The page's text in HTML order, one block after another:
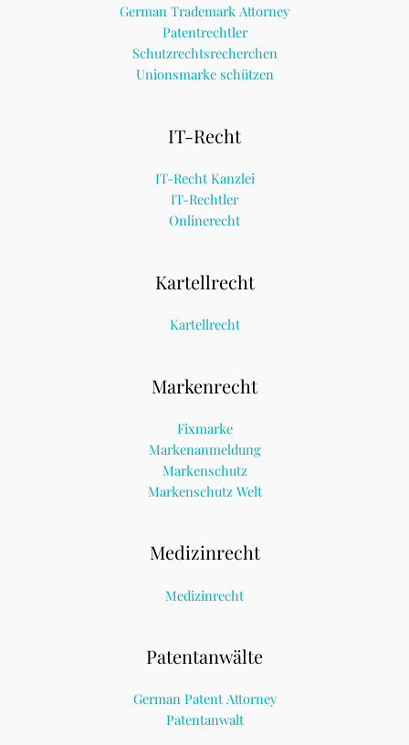
German Trademark Attorney
Patentrechtler
Schutzrechtsrecherchen
Unionsmarke schützen
IT-Recht
IT-Recht Kanzlei
IT-Rechtler
Onlinerecht
Kartellrecht
Kartellrecht
Markenrecht
Fixmarke
Markenanmeldung
Markenschutz
Markenschutz Welt
Medizinrecht
Medizinrecht
Patentanwälte
German Patent Attorney
Patentanwalt